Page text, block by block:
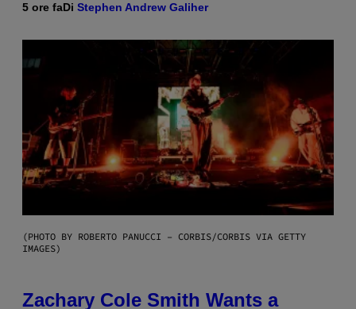
5 ore faDi Stephen Andrew Galiher
(PHOTO BY ROBERTO PANUCCI – CORBIS/CORBIS VIA GETTY
IMAGES)
Zachary Cole Smith Wants a